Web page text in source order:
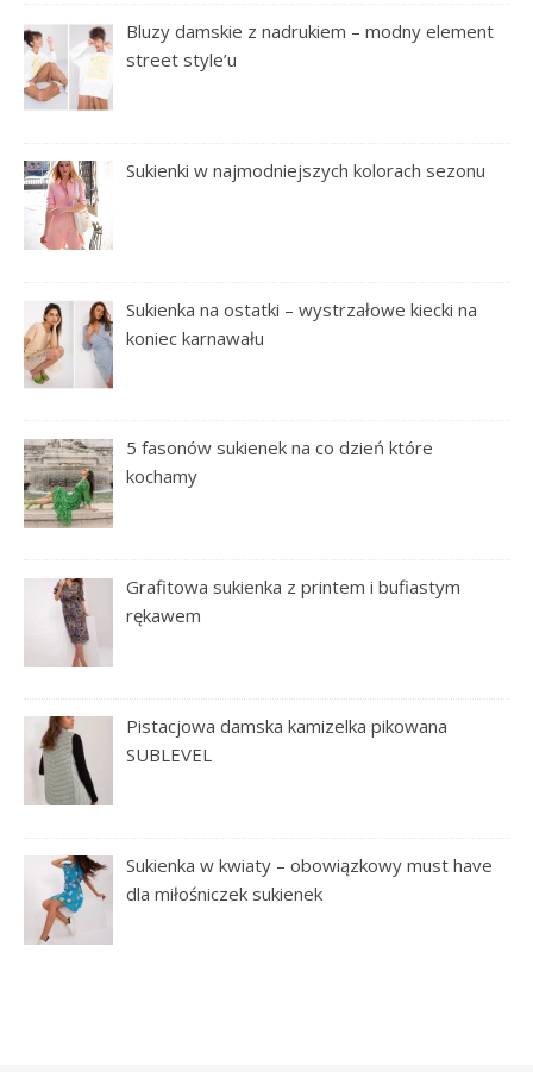
Bluzy damskie z nadrukiem – modny element
street style’u
Sukienki w najmodniejszych kolorach sezonu
Sukienka na ostatki – wystrzałowe kiecki na
koniec karnawału
5 fasonów sukienek na co dzień które
kochamy
Grafitowa sukienka z printem i bufiastym
rękawem
Pistacjowa damska kamizelka pikowana
SUBLEVEL
Sukienka w kwiaty – obowiązkowy must have
dla miłośniczek sukienek